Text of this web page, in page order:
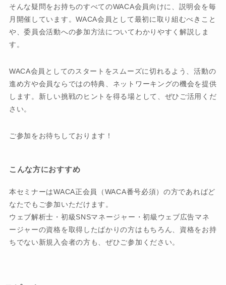
そんな疑問をお持ちのすべてのWACA会員向けに、説明会を毎
月開催しています。WACA会員として最初に取り組むべきこと
や、委員会活動への参加方法についてわかりやすく解説しま
す。
WACA会員としてのスタートをスムーズに切れるよう、活動の
進め方や会員ならではの特典、ネットワーキングの機会を提供
します。新しい挑戦のヒントを得る場として、ぜひご活用くだ
さい。
ご参加をお待ちしております！
こんな方におすすめ
本セミナーはWACA正会員（WACA番号必須）の方であればど
なたでもご参加いただけます。
ウェブ解析士・初級SNSマネージャー・初級ウェブ広告マネ
ージャーの資格を取得したばかりの方はもちろん、資格をお持
ちでない新規入会者の方も、ぜひご参加ください。